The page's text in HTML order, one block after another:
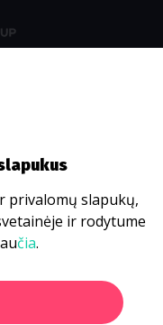
privalomų slapukų,
ir rodytume
čia.